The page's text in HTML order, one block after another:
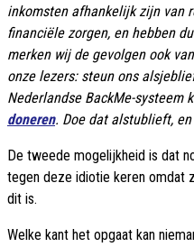
inkomsten afhankelijk zijn van
financiële zorgen, en hebben
merken wij de gevolgen ook
onze lezers: steun ons
Nederlandse BackMe-systeem
doneren. Doe dat alstublieft,
De tweede mogelijkheid is dat
tegen deze idiotie keren omdat
dit is.
Welke kant het opgaat kan